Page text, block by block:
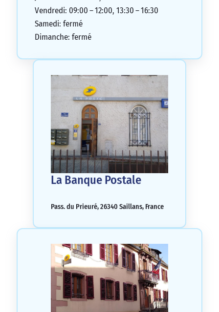
Vendredi: 09:00 – 12:00, 13:30 – 16:30
Samedi: fermé
Dimanche: fermé
La Banque Postale
Pass. du Prieuré, 26340 Saillans, France